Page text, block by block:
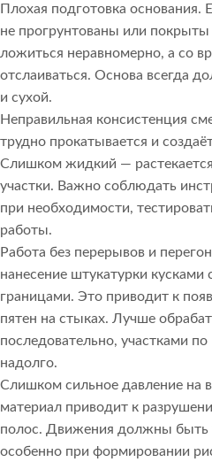
Плохая подготовка основания.
не прогрунтованы или
ложиться неравномерно, а со
отслаиваться. Основа всегда
и сухой.
Неправильная консистенция
трудно прокатывается и
Слишком жидкий —
участки. Важно соблюдать
при необходимости,
работы.
Работа без перерывов и
нанесение штукатурки
границами. Это приводит к
пятен на стыках. Лучше
последовательно, участками
надолго.
Слишком сильное давление на
материал приводит к
полос. Движения должны быть
особенно при формировании